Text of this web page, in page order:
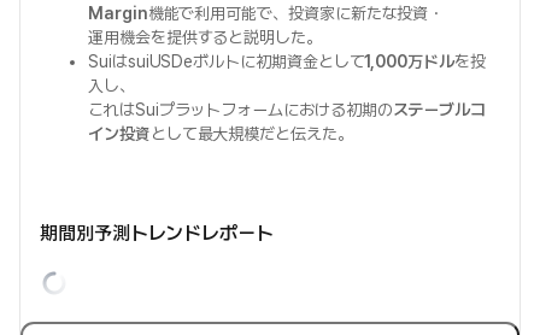
Margin機能で利用可能で、投資家に新たな投資・
運用機会を提供すると説明した。
SuiはsuiUSDeボルトに初期資金として1,000万ドルを投
入し、
これはSuiプラットフォームにおける初期のステーブルコ
イン投資として最大規模だと伝えた。
期間別予測トレンドレポート